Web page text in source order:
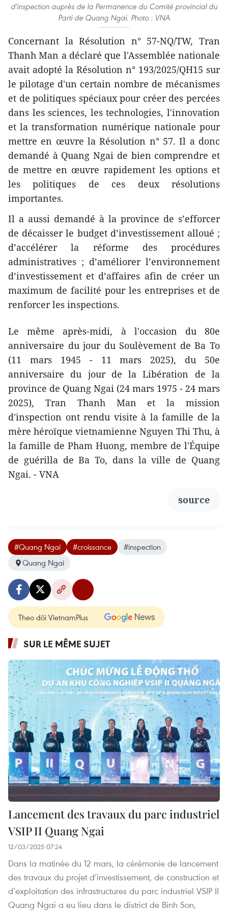
d'inspection auprès de la Permanence du Comité provincial du
Parti de Quang Ngai. Photo : VNA
Concernant la Résolution n° 57-NQ/TW, Tran
Thanh Man a déclaré que l'Assemblée nationale
avait adopté la Résolution n° 193/2025/QH15 sur
le pilotage d'un certain nombre de mécanismes
et de politiques spéciaux pour créer des percées
dans les sciences, les technologies, l'innovation
et la transformation numérique nationale pour
mettre en œuvre la Résolution n° 57. Il a donc
demandé à Quang Ngai de bien comprendre et
de mettre en œuvre rapidement les options et
les politiques de ces deux résolutions
importantes.
Il a aussi demandé à la province de s’efforcer
de décaisser le budget d’investissement alloué ;
d’accélérer la réforme des procédures
administratives ; d’améliorer l’environnement
d’investissement et d’affaires afin de créer un
maximum de facilité pour les entreprises et de
renforcer les inspections.
Le même après-midi, à l'occasion du 80e
anniversaire du jour du Soulèvement de Ba To
(11 mars 1945 - 11 mars 2025), du 50e
anniversaire du jour de la Libération de la
province de Quang Ngai (24 mars 1975 - 24 mars
2025), Tran Thanh Man et la mission
d'inspection ont rendu visite à la famille de la
mère héroïque vietnamienne Nguyen Thi Thu, à
la famille de Pham Huong, membre de l'Équipe
de guérilla de Ba To, dans la ville de Quang
Ngai. - VNA
source
#Quang Ngai #croissance
#inspection
Quang Ngai
Theo dõi VietnamPlus
SUR LE MÊME SUJET
Lancement des travaux du parc industriel
VSIP II Quang Ngai
12/03/2025 07:24
Dans la matinée du 12 mars, la cérémonie de lancement
des travaux du projet d’investissement, de construction et
d’exploitation des infrastructures du parc industriel VSIP II
Quang Ngai a eu lieu dans le district de Binh Son,